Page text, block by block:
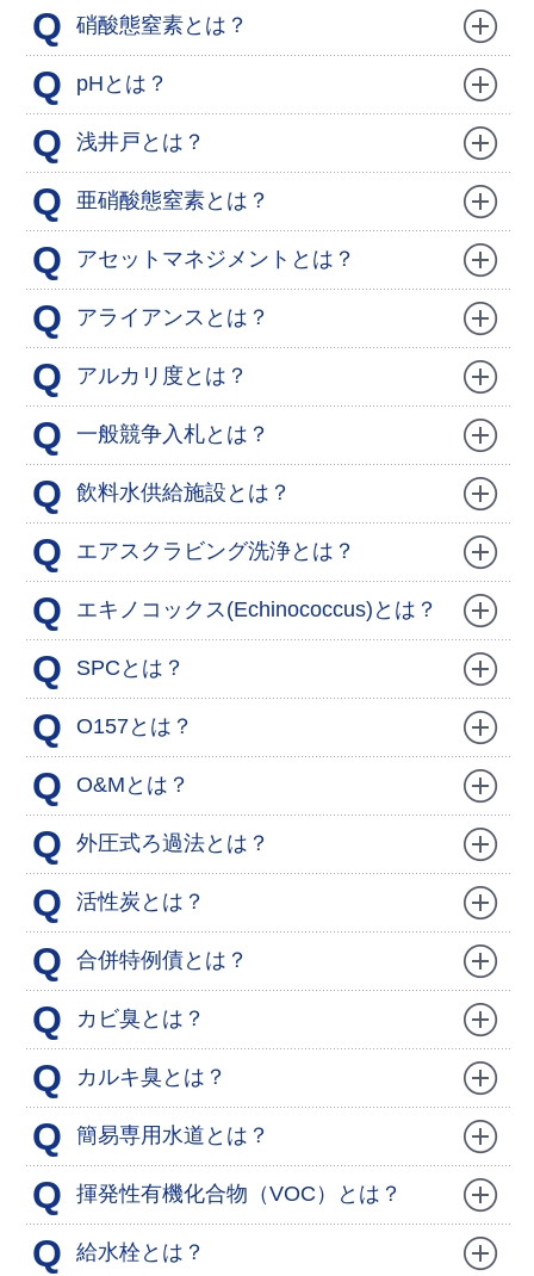
Q 硝酸態窒素とは？
Q pHとは？
Q 浅井戸とは？
Q 亜硝酸態窒素とは？
Q アセットマネジメントとは？
Q アライアンスとは？
Q アルカリ度とは？
Q 一般競争入札とは？
Q 飲料水供給施設とは？
Q エアスクラビング洗浄とは？
Q エキノコックス(Echinococcus)とは？
Q SPCとは？
Q O157とは？
Q O&Mとは？
Q 外圧式ろ過法とは？
Q 活性炭とは？
Q 合併特例債とは？
Q カビ臭とは？
Q カルキ臭とは？
Q 簡易専用水道とは？
Q 揮発性有機化合物（VOC）とは？
Q 給水栓とは？